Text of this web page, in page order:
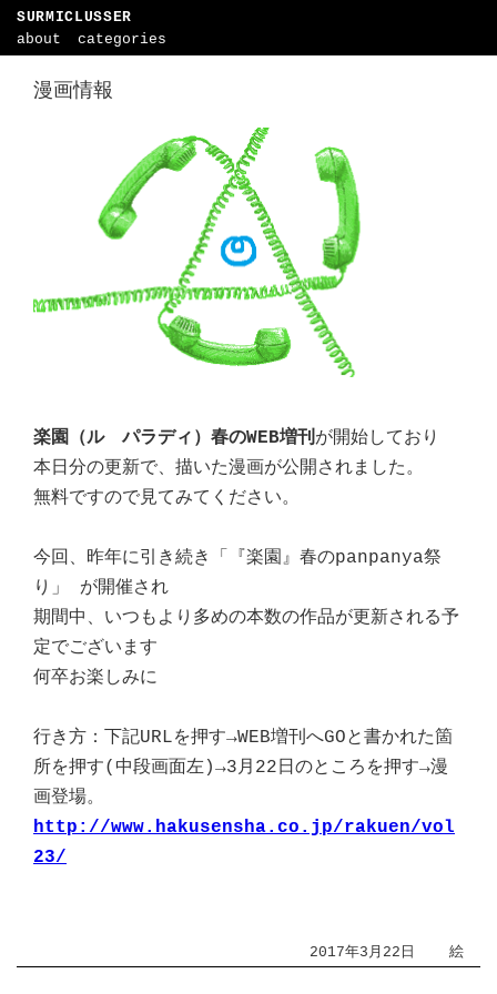
SURMICLUSSER
about
categories
漫画情報
楽園（ル パラディ）春のWEB増刊が開始しており
本日分の更新で、描いた漫画が公開されました。
無料ですので見てみてください。
今回、昨年に引き続き「『楽園』春のpanpanya祭
り」 が開催され
期間中、いつもより多めの本数の作品が更新される予
定でございます
何卒お楽しみに
行き方：下記URLを押す→WEB増刊へGOと書かれた箇
所を押す(中段画面左)→3月22日のところを押す→漫
画登場。
http://www.hakusensha.co.jp/rakuen/vol
23/
2017年3月22日 絵